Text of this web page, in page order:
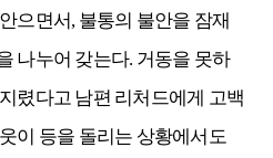
으면서, 불통의 불안을 잠재
나누어 갖는다. 거동을 못하
렸다고 남편 리처드에게 고백
이 등을 돌리는 상황에서도